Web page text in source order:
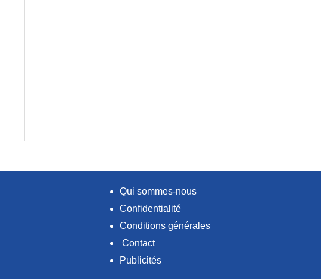
Qui sommes-nous
Confidentialité
Conditions générales
Contact
Publicités